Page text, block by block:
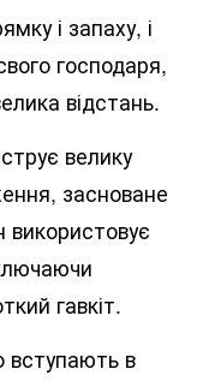
і запаху, і
господаря,
відстань.
велику
засноване
гавкіт.
вступають в